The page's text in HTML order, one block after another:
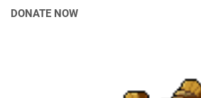
DONATE NOW